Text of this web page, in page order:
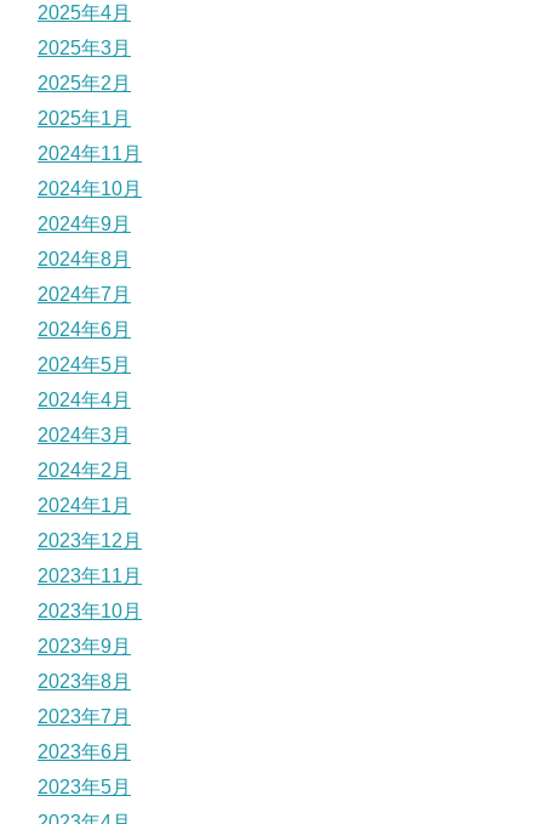
2025年4月
2025年3月
2025年2月
2025年1月
2024年11月
2024年10月
2024年9月
2024年8月
2024年7月
2024年6月
2024年5月
2024年4月
2024年3月
2024年2月
2024年1月
2023年12月
2023年11月
2023年10月
2023年9月
2023年8月
2023年7月
2023年6月
2023年5月